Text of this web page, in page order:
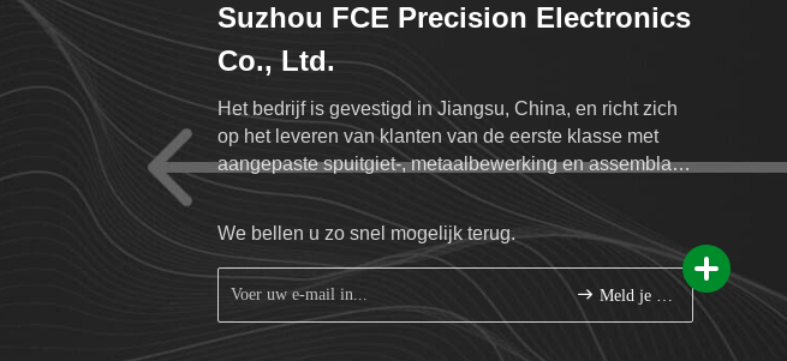
Suzhou FCE Precision Electronics
Co., Ltd.
Het bedrijf is gevestigd in Jiangsu, China, en richt zich
op het leveren van klanten van de eerste klasse met
aangepaste spuitgiet-, metaalbewerking en assemblage
diensten.
We bellen u zo snel mogelijk terug.
Meld je aan.